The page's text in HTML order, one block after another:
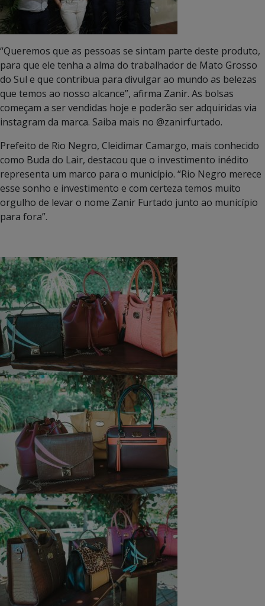
“Queremos que as pessoas se sintam parte deste produto,
para que ele tenha a alma do trabalhador de Mato Grosso
do Sul e que contribua para divulgar ao mundo as belezas
que temos ao nosso alcance”, afirma Zanir. As bolsas
começam a ser vendidas hoje e poderão ser adquiridas via
instagram da marca. Saiba mais no @zanirfurtado.
Prefeito de Rio Negro, Cleidimar Camargo, mais conhecido
como Buda do Lair, destacou que o investimento inédito
representa um marco para o município. “Rio Negro merece
esse sonho e investimento e com certeza temos muito
orgulho de levar o nome Zanir Furtado junto ao município
para fora”.